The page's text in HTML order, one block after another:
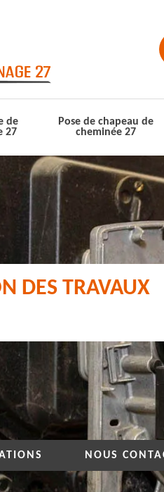
de
27
Pose de chapeau de
cheminée 27
DES TRAVAUX
NOUS